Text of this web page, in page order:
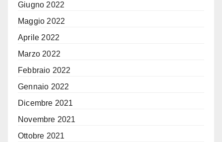
Giugno 2022
Maggio 2022
Aprile 2022
Marzo 2022
Febbraio 2022
Gennaio 2022
Dicembre 2021
Novembre 2021
Ottobre 2021